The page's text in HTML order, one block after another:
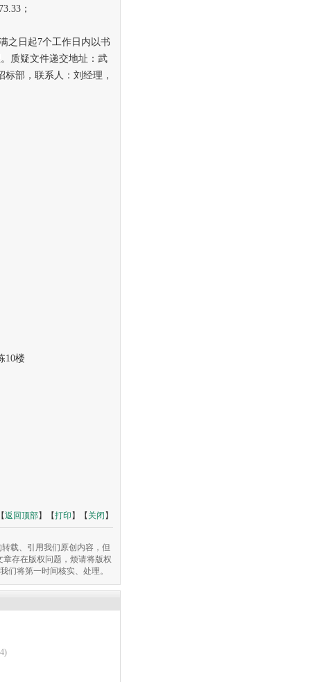
；
日起7个工作日内以书
质疑文件递交地址：武
部，联系人：刘经理，
10楼
【返回顶部】【打印 】【 关闭 】
载、引用我们原创内容，但
存在版权问题，烦请将版权
们将第一时间核实、处理。